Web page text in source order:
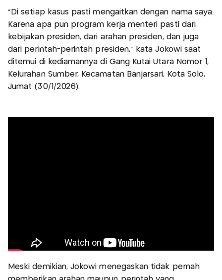
“Di setiap kasus pasti mengaitkan dengan nama saya.
Karena apa pun program kerja menteri pasti dari
kebijakan presiden, dari arahan presiden, dan juga
dari perintah-perintah presiden,” kata Jokowi saat
ditemui di kediamannya di Gang Kutai Utara Nomor 1,
Kelurahan Sumber, Kecamatan Banjarsari, Kota Solo,
Jumat (30/1/2026).
Meski demikian, Jokowi menegaskan tidak pernah